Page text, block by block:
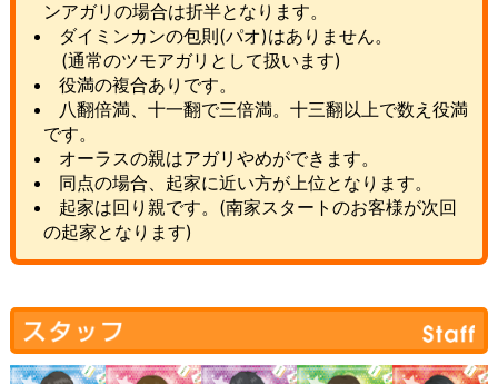
ンアガリの場合は折半となります。
ダイミンカンの包則(パオ)はありません。
(通常のツモアガリとして扱います)
役満の複合ありです。
八翻倍満、十一翻で三倍満。十三翻以上で数え役満
です。
オーラスの親はアガリやめができます。
同点の場合、起家に近い方が上位となります。
起家は回り親です。(南家スタートのお客様が次回
の起家となります)